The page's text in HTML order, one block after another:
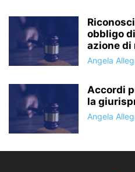
obbligo
azione
Angela
Accordi
la
Angela